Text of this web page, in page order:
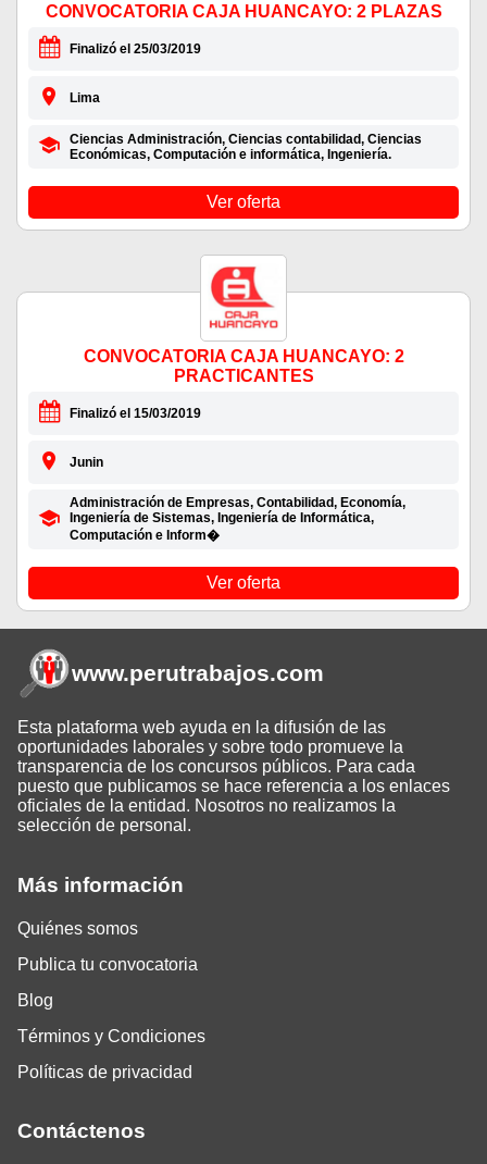
CONVOCATORIA CAJA HUANCAYO: 2 PLAZAS
Finalizó el 25/03/2019
Lima
Ciencias Administración, Ciencias contabilidad, Ciencias
Económicas, Computación e informática, Ingeniería.
Ver oferta
CONVOCATORIA CAJA HUANCAYO: 2
PRACTICANTES
Finalizó el 15/03/2019
Junin
Administración de Empresas, Contabilidad, Economía,
Ingeniería de Sistemas, Ingeniería de Informática,
Computación e Inform�
Ver oferta
Más información
Quiénes somos
Publica tu convocatoria
Blog
Términos y Condiciones
Políticas de privacidad
Contáctenos
www.perutrabajos.com
Esta plataforma web ayuda en la difusión de las
oportunidades laborales y sobre todo promueve la
transparencia de los concursos públicos. Para cada
puesto que publicamos se hace referencia a los enlaces
oficiales de la entidad. Nosotros no realizamos la
selección de personal.